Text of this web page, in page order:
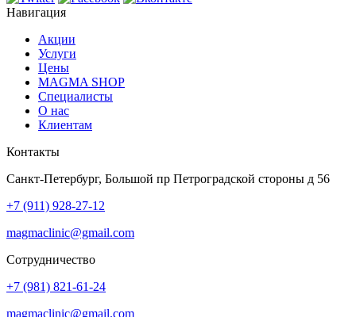
Навигация
Акции
Услуги
Цены
MAGMA SHOP
Специалисты
О нас
Клиентам
Контакты
Санкт-Петербург, Большой пр Петроградской стороны д 56
+7 (911) 928-27-12
magmaclinic@gmail.com
Сотрудничество
+7 (981) 821-61-24
magmaclinic@gmail.com